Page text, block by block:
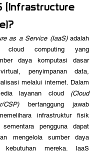
(Infrastructure
as a Service (IaaS) adalah
cloud computing yang
daya komputasi dasar
penyimpanan data,
melalui internet. Dalam
layanan cloud (Cloud
CSP) bertanggung jawab
infrastruktur fisik
pengguna dapat
mengelola sumber daya
kebutuhan mereka. IaaS